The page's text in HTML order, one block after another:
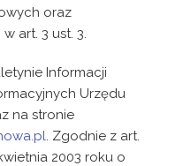
oraz
art. 3 ust. 3.
Informacji
Urzędu
na stronie
. Zgodnie z art.
2003 roku o